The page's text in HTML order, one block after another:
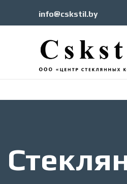
info@cskstil.by